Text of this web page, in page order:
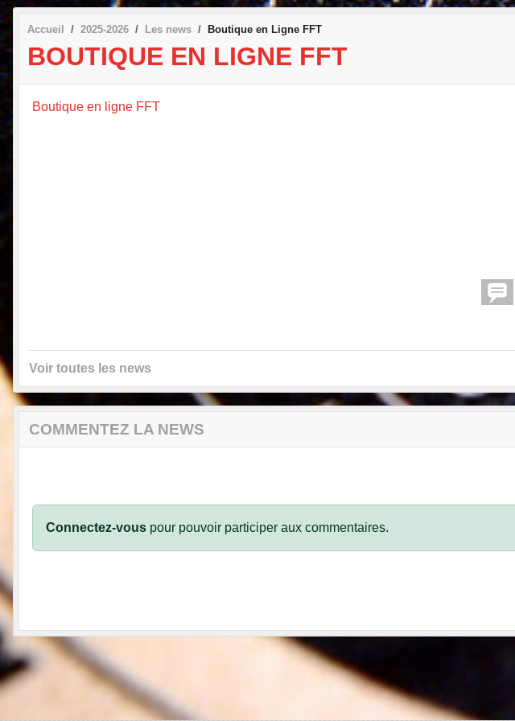
Accueil 2025-2026 Les news Boutique en Ligne FFT
BOUTIQUE EN LIGNE FFT
Boutique en ligne FFT
Voir toutes les news
COMMENTEZ LA NEWS
Connectez-vous pour pouvoir participer aux commentaires.